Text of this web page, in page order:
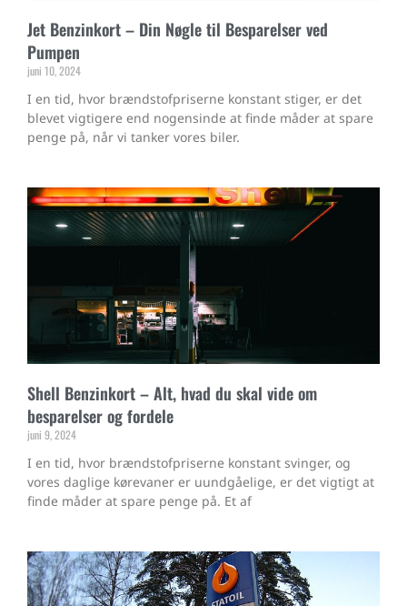
Jet Benzinkort – Din Nøgle til Besparelser ved
Pumpen
juni 10, 2024
I en tid, hvor brændstofpriserne konstant stiger, er det
blevet vigtigere end nogensinde at finde måder at spare
penge på, når vi tanker vores biler.
Shell Benzinkort – Alt, hvad du skal vide om
besparelser og fordele
juni 9, 2024
I en tid, hvor brændstofpriserne konstant svinger, og
vores daglige kørevaner er uundgåelige, er det vigtigt at
finde måder at spare penge på. Et af